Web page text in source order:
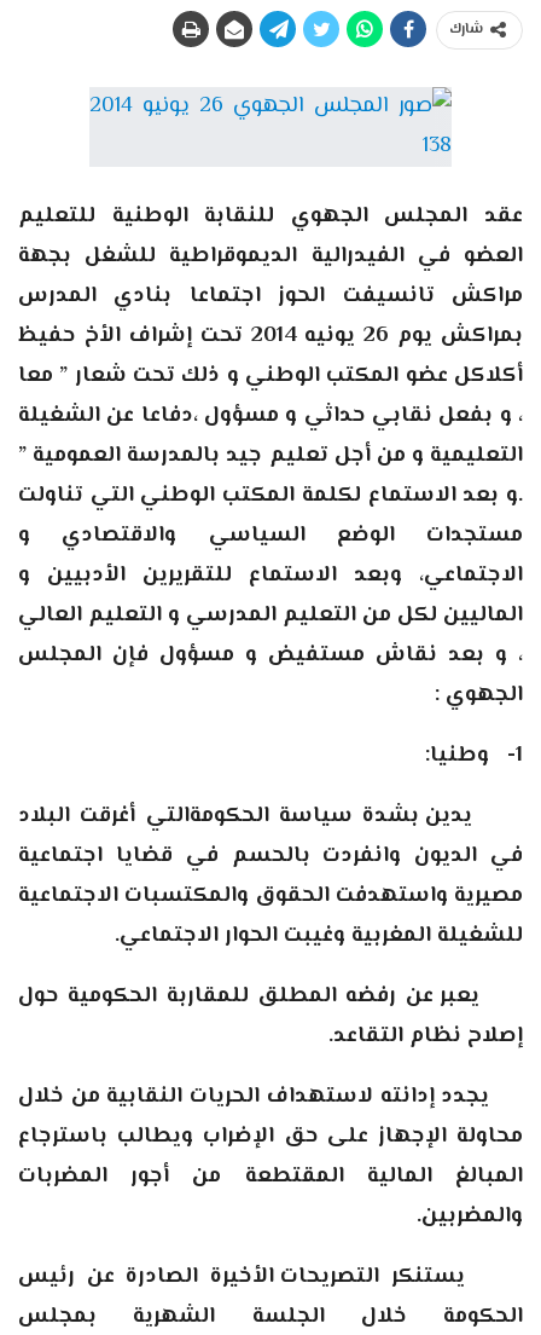
شارك
عقد المجلس الجهوي للنقابة الوطنية للتعليم
العضو في الفيدرالية الديموقراطية للشغل بجهة
مراكش تانسيفت الحوز اجتماعا بنادي المدرس
بمراكش يوم 26 يونيه 2014 تحت إشراف الأخ حفيظ
أكلاكل عضو المكتب الوطني و ذلك تحت شعار ” معا
، و بفعل نقابي حداثي و مسؤول ،دفاعا عن الشغيلة
التعليمية و من أجل تعليم جيد بالمدرسة العمومية ”
.و بعد الاستماع لكلمة المكتب الوطني التي تناولت
مستجدات الوضع السياسي والاقتصادي و
الاجتماعي، وبعد الاستماع للتقريرين الأدبيين و
الماليين لكل من التعليم المدرسي و التعليم العالي
، و بعد نقاش مستفيض و مسؤول فإن المجلس
الجهوي :
1-
وطنيا:
يدين بشدة سياسة الحكومةالتي أغرقت البلاد
في الديون وانفردت بالحسم في قضايا اجتماعية
مصيرية واستهدفت الحقوق والمكتسبات الاجتماعية
للشغيلة المغربية وغيبت الحوار الاجتماعي.
يعبر عن رفضه المطلق للمقاربة الحكومية حول
إصلاح نظام التقاعد.
يجدد إدانته لاستهداف الحريات النقابية من خلال
محاولة الإجهاز على حق الإضراب ويطالب باسترجاع
المبالغ المالية المقتطعة من أجور المضربات
والمضربين.
يستنكر التصريحات الأخيرة الصادرة عن رئيس
الحكومة خلال الجلسة الشهرية بمجلس